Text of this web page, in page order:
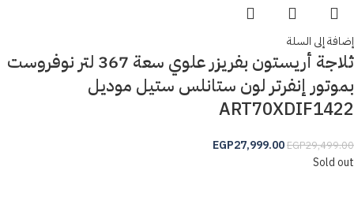
إضافة إلى السلة
ثلاجة أريستون بفريزر علوي سعة 367 لتر نوفروست
بموتور إنفرتر لون ستانلس ستيل موديل
ART70XDIF1422
EGP29,499.00
EGP27,999.00
Sold out